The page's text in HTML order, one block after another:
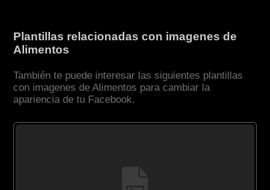
Plantillas relacionadas con imagenes de
Alimentos
También te puede interesar las siguientes plantillas
con imagenes de Alimentos para cambiar la
apariencia de tu Facebook.